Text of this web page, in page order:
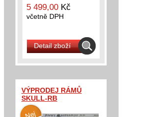
5 499,00 Kč
včetně DPH
Detail zboží
VÝPRODEJ RÁMŮ
SKULL-RB